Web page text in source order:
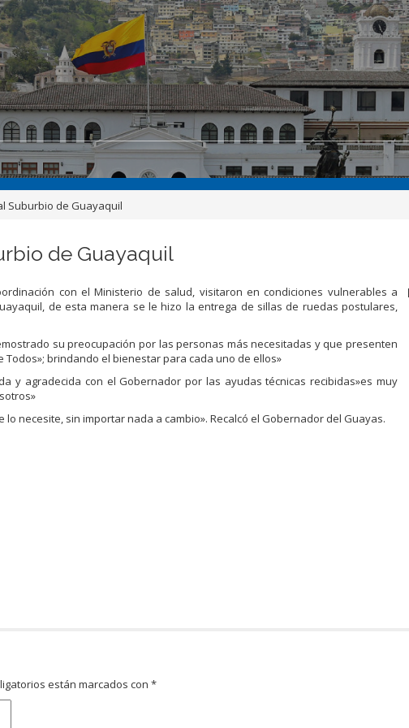
Suburbio de Guayaquil
de Guayaquil
con el Ministerio de salud, visitaron en condiciones vulnerables a
de esta manera se le hizo la entrega de sillas de ruedas postulares,
su preocupación por las personas más necesitadas y que presenten
brindando el bienestar para cada uno de ellos»
y agradecida con el Gobernador por las ayudas técnicas recibidas»es muy
necesite, sin importar nada a cambio». Recalcó el Gobernador del Guayas.
están marcados con*